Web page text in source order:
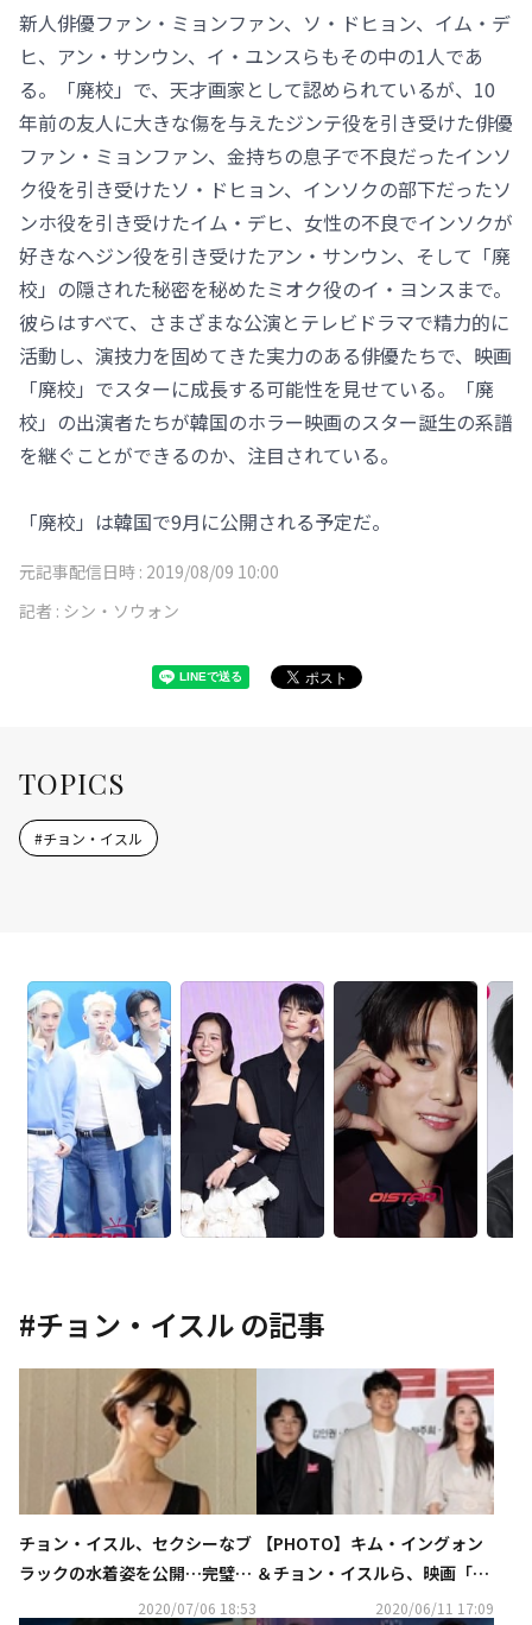
新人俳優ファン・ミョンファン、ソ・ドヒョン、イム・デ
ヒ、アン・サンウン、イ・ユンスらもその中の1人であ
る。「廃校」で、天才画家として認められているが、10
年前の友人に大きな傷を与えたジンテ役を引き受けた俳優
ファン・ミョンファン、金持ちの息子で不良だったインソ
ク役を引き受けたソ・ドヒョン、インソクの部下だったソ
ンホ役を引き受けたイム・デヒ、女性の不良でインソクが
好きなヘジン役を引き受けたアン・サンウン、そして「廃
校」の隠された秘密を秘めたミオク役のイ・ヨンスまで。
彼らはすべて、さまざまな公演とテレビドラマで精力的に
活動し、演技力を固めてきた実力のある俳優たちで、映画
「廃校」でスターに成長する可能性を見せている。「廃
校」の出演者たちが韓国のホラー映画のスター誕生の系譜
を継ぐことができるのか、注目されている。
「廃校」は韓国で9月に公開される予定だ。
元記事配信日時 : 2019/08/09 10:00
記者 : シン・ソウォン
TOPICS
#チョン・イスル
#チョン・イスル の記事
チョン・イスル、セクシーなブ
ラックの水着姿を公開…完璧な
脚線美にうっとり2020/07/06 18:53
【PHOTO】キム・イングォン
＆チョン・イスルら、映画「熱
血刑事」マスコミ向け試写会に
2020/06/11 17:09